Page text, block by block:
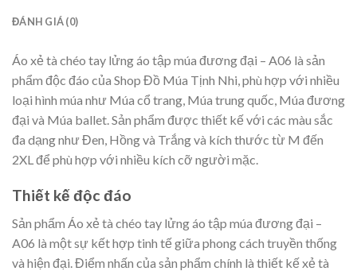
ĐÁNH GIÁ (0)
Áo xẻ tà chéo tay lửng áo tập múa đương đại – A06 là sản
phẩm độc đáo của Shop Đồ Múa Tịnh Nhi, phù hợp với nhiều
loại hình múa như Múa cổ trang, Múa trung quốc, Múa đương
đại và Múa ballet. Sản phẩm được thiết kế với các màu sắc
đa dạng như Đen, Hồng và Trắng và kích thước từ M đến
2XL để phù hợp với nhiều kích cỡ người mặc.
Thiết kế độc đáo
Sản phẩm Áo xẻ tà chéo tay lửng áo tập múa đương đại –
A06 là một sự kết hợp tinh tế giữa phong cách truyền thống
và hiện đại. Điểm nhấn của sản phẩm chính là thiết kế xẻ tà